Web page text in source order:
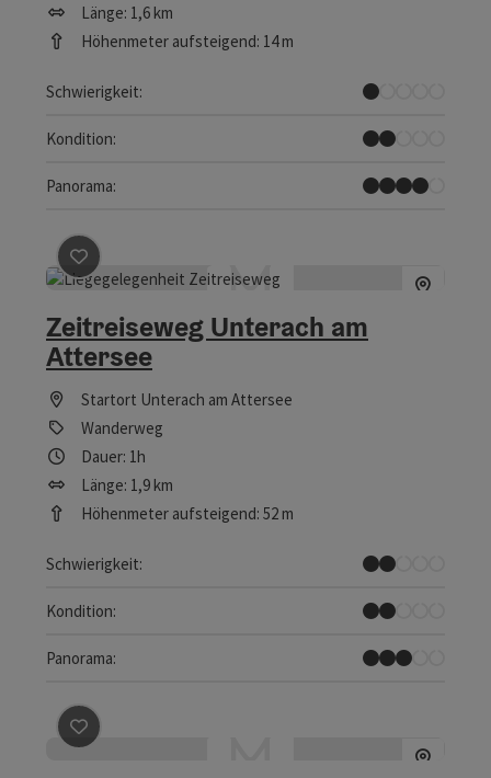
Länge: 1,6 km
Höhenmeter aufsteigend: 14 m
Schwierigkeit:
Sehr leicht
Kondition:
Leicht
Panorama:
Tolles Panorama
Beitrag merken
Zeitreiseweg Unterach am
Attersee
Startort Unterach am Attersee
Wanderweg
Dauer: 1h
Länge: 1,9 km
Höhenmeter aufsteigend: 52 m
Schwierigkeit:
Leicht
Kondition:
Leicht
Panorama:
Einige Ausblicke
Beitrag merken